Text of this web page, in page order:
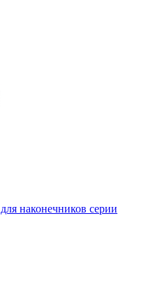
наконечников серии